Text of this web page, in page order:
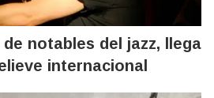
notables del jazz, llega
internacional